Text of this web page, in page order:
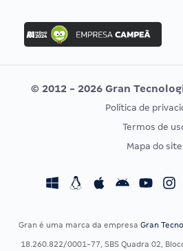
Concurso Ibama
Concurso MPU
Editais publicados
CONCURSOS POR PROFISSÃO
Concursos Fiscais
© 2012 - 2026 Gran
Política de
Termos de
Mapa do site
Gran é uma marca da empresa Gran
18.260.822/0001-77, SBS Quadra 02,